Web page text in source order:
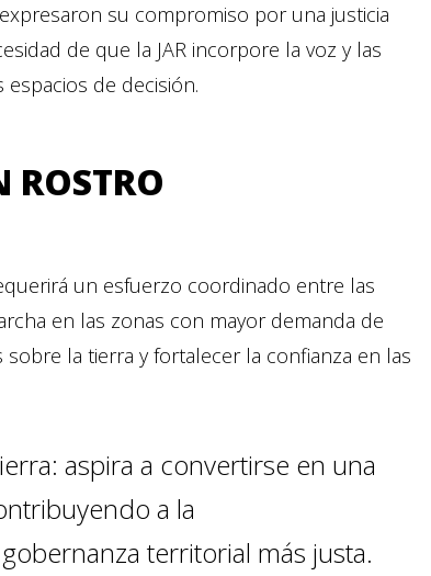
su compromiso por una justicia
de que la JAR incorpore la voz y las
de decisión.
ROSTRO
un esfuerzo coordinado entre las
en las zonas con mayor demanda de
la tierra y fortalecer la confianza en las
aspira a convertirse en una
a la
territorial más justa.